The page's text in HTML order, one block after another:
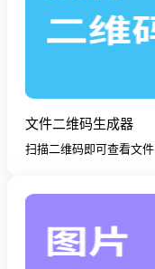
文件二维码生成器
扫描二维码即可查看文件